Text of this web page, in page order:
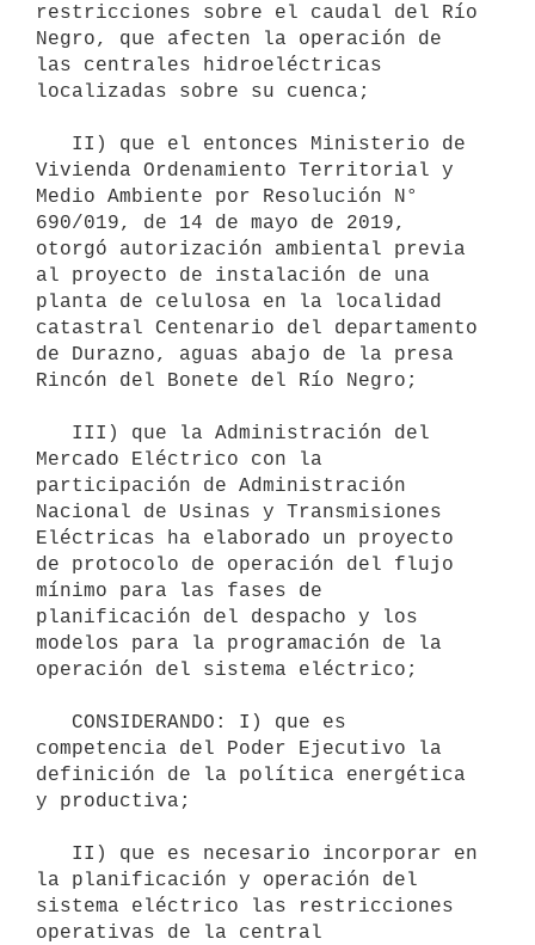
restricciones sobre el caudal del Río
Negro, que afecten la operación de
las centrales hidroeléctricas
localizadas sobre su cuenca;
Vivienda Ordenamiento Territorial y
Medio Ambiente por Resolución N°
690/019, de 14 de mayo de 2019,
otorgó autorización ambiental previa
al proyecto de instalación de una
planta de celulosa en la localidad
catastral Centenario del departamento
de Durazno, aguas abajo de la presa
Rincón del Bonete del Río Negro;
Mercado Eléctrico con la
participación de Administración
Nacional de Usinas y Transmisiones
Eléctricas ha elaborado un proyecto
de protocolo de operación del flujo
mínimo para las fases de
planificación del despacho y los
modelos para la programación de la
operación del sistema eléctrico;
competencia del Poder Ejecutivo la
definición de la política energética
y productiva;
la planificación y operación del
sistema eléctrico las restricciones
operativas de la central